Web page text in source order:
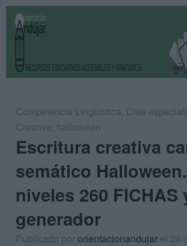
Competencia Lingüística, Dias
Creativa, halloween
Escritura creativa
semático
niveles 260 FICHAS
generador
Publicado pororientacionandujar el 28